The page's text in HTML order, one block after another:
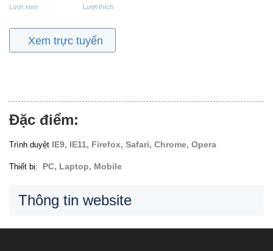
Lượt xem Lượt thích
Xem trực tuyến
Đặc điểm:
Trình duyệt IE9, IE11, Firefox, Safari, Chrome, Opera
Thiết bị: PC, Laptop, Mobile
Thông tin website